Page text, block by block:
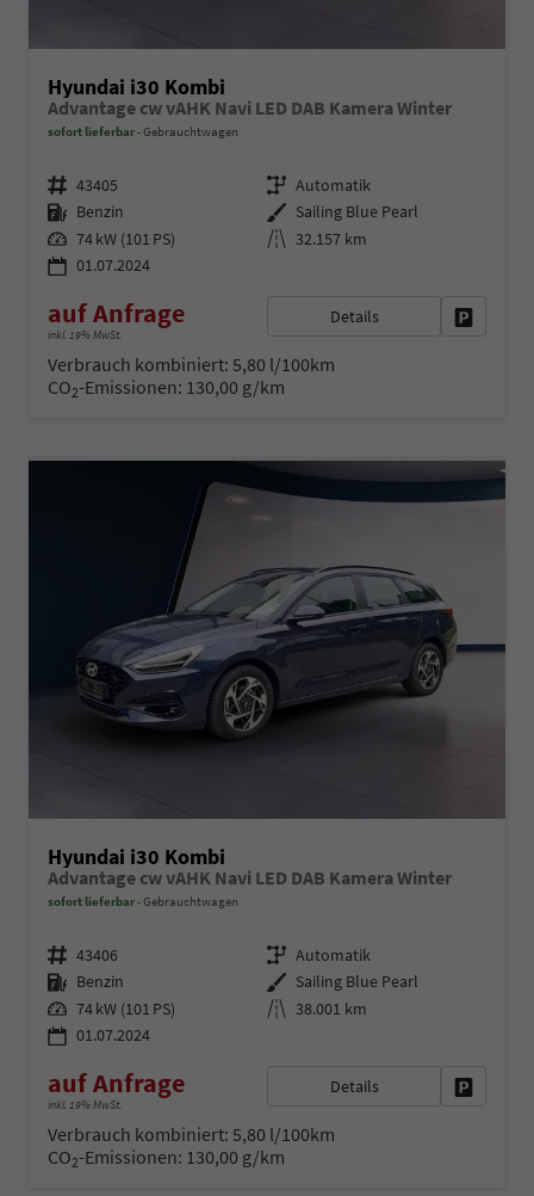
Hyundai i30 Kombi
Advantage cw vAHK Navi LED DAB Kamera Winter
sofort lieferbar Gebrauchtwagen
Fahrzeugnr. 43405 Getriebe Automatik
Kraftstoff Benzin Außenfarbe Sailing Blue Pearl
Leistung 74 kW (101 PS) Kilometerstand 32.157 km
01.07.2024
auf Anfrage
inkl. 19% MwSt.
Details
Verbrauch kombiniert: 5,80 l/100km
CO2-Emissionen: 130,00 g/km
Hyundai i30 Kombi
Advantage cw vAHK Navi LED DAB Kamera Winter
sofort lieferbar Gebrauchtwagen
Fahrzeugnr. 43406 Getriebe Automatik
Kraftstoff Benzin Außenfarbe Sailing Blue Pearl
Leistung 74 kW (101 PS) Kilometerstand 38.001 km
01.07.2024
auf Anfrage
inkl. 19% MwSt.
Details
Verbrauch kombiniert: 5,80 l/100km
CO2-Emissionen: 130,00 g/km